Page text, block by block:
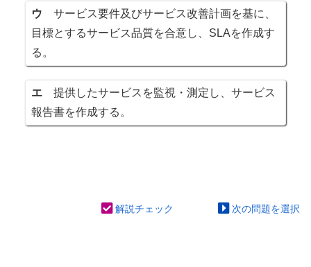
ウ サービス要件及びサービス改善計画を基に、
目標とするサービス品質を合意し、SLAを作成す
る。
エ 提供したサービスを監視・測定し、サービス
報告書を作成する。
解説チェック 次の問題を選択